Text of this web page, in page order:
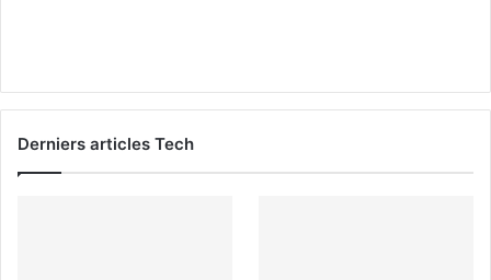
Derniers articles Tech